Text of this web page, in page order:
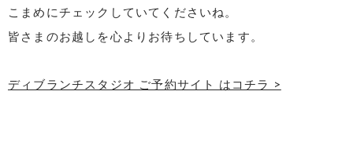
こまめにチェックしていてくださいね。
皆さまのお越しを心よりお待ちしています。
ディブランチスタジオ ご予約サイト はコチラ >